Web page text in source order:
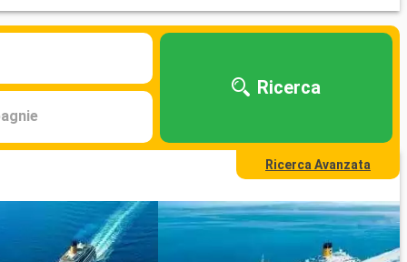
Ricerca
Ricerca Avanzata